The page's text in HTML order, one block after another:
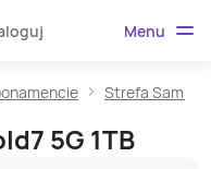
Menu
Strefa
5G 1TB